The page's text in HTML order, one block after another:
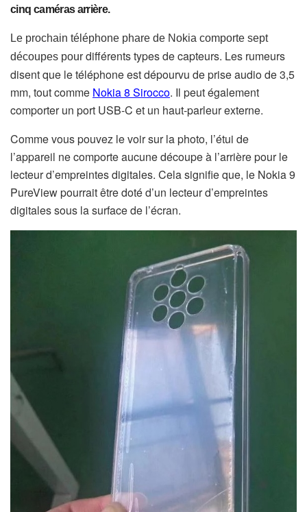
cinq caméras arrière.
Le prochain téléphone phare de Nokia comporte sept
découpes pour différents types de capteurs. Les rumeurs
disent que le téléphone est dépourvu de prise audio de 3,5
mm, tout comme Nokia 8 Sirocco. Il peut également
comporter un port USB-C et un haut-parleur externe.
Comme vous pouvez le voir sur la photo, l’étui de
l’appareil ne comporte aucune découpeà l’arrièrepour le
lecteur d’empreintes digitales. Cela signifie que, le Nokia 9
PureView pourrait être doté d’un lecteur d’empreintes
digitales sous la surface de l’écran.